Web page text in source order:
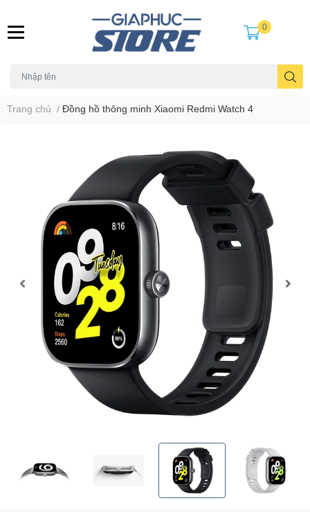
0
Trang chủ / Đồng hồ thông minh Xiaomi Redmi Watch 4